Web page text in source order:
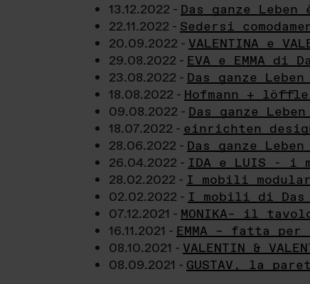
13.12.2022 - Das ganze
22.11.2022 - Sedersi
20.09.2022 - VALENTINA e
29.08.2022 - EVA e EMMA
23.08.2022 - Das ganze
18.08.2022 - Hofmann +
09.08.2022 - Das ganze
18.07.2022 - einrichten
28.06.2022 - Das ganze
26.04.2022 - IDA e LUIS - i
28.02.2022 - I mobili
02.02.2022 - I mobili di Das
07.12.2021 - MONIKA– il
16.11.2021 - EMMA – fatta
08.10.2021 - VALENTIN &
08.09.2021 - GUSTAV, la